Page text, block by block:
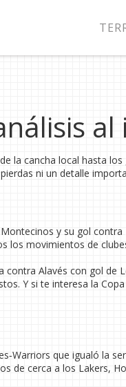
la cancha local hasta
ni un detalle
y su gol
los movimientos de
Alavés con gol de
Y si te interesa la
que igualó la
de cerca a los Lakers,